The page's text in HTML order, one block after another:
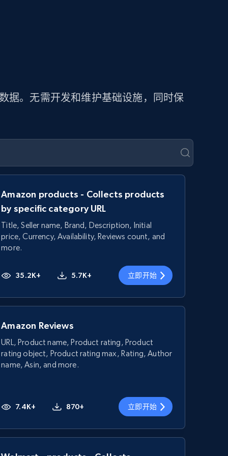
据。无需开发和维护基础设施，同时保
Amazon products - Collects products
by specific category URL
Title, Seller name, Brand, Description, Initial
price, Currency, Availability, Reviews count, and
more.
35.2K+ 5.7K+ 立即开始
Amazon Reviews
URL, Product name, Product rating, Product
rating object, Product rating max, Rating, Author
name, Asin, and more.
7.4K+ 870+ 立即开始